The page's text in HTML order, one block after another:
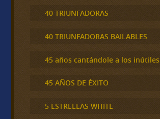
40 TRIUNFADORAS
40 TRIUNFADORAS BAILABLES
45 años cantándole a los inútiles
45 AÑOS DE ÉXITO
5 ESTRELLAS WHITE